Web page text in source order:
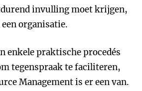
invulling moet krijgen,
organisatie.
enkele praktische procedés
tegenspraak te faciliteren,
Management is er een van.